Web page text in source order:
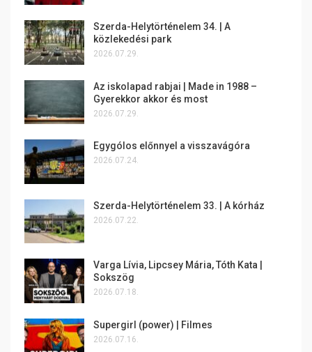
Szerda-Helytörténelem 34. | A
közlekedési park
2026.07.29.
Az iskolapad rabjai | Made in 1988 –
Gyerekkor akkor és most
2026.07.29.
Egygólos előnnyel a visszavágóra
2026.07.24.
Szerda-Helytörténelem 33. | A kórház
2026.07.22.
Varga Lívia, Lipcsey Mária, Tóth Kata |
Sokszög
2026.07.18.
Supergirl (power) | Filmes
2026.07.16.